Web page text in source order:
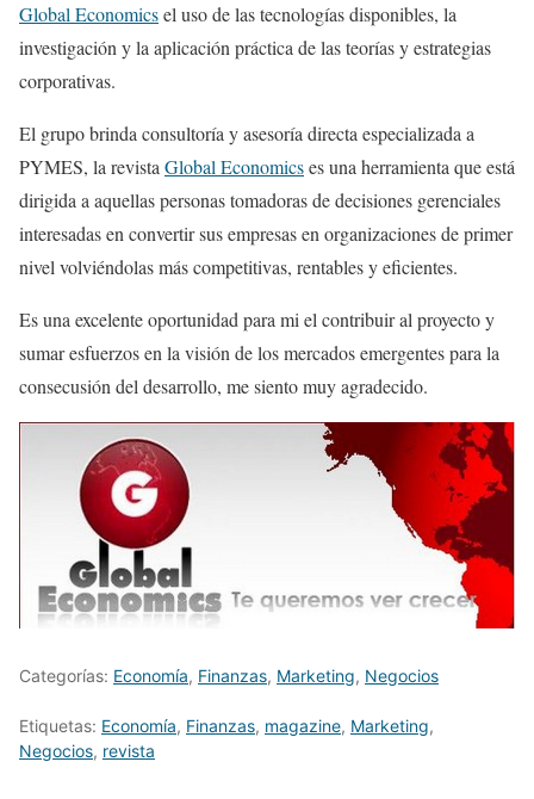
Global Economicsel uso de las tecnologías disponibles, la
investigación y la aplicación práctica de las teorías y estrategias
corporativas.
El grupo brinda consultoría y asesoría directa especializada a
PYMES, la revista Global Economicses una herramienta que está
dirigida a aquellas personas tomadoras de decisiones gerenciales
interesadas en convertir sus empresas en organizaciones de primer
nivel volviéndolas más competitivas, rentables y eficientes.
Es una excelente oportunidad para mi el contribuir al proyecto y
sumar esfuerzos en la visión de los mercados emergentes para la
consecusión del desarrollo, me siento muy agradecido.
Categorías: Economía, Finanzas, Marketing, Negocios
Etiquetas: Economía, Finanzas, magazine, Marketing,
Negocios, revista